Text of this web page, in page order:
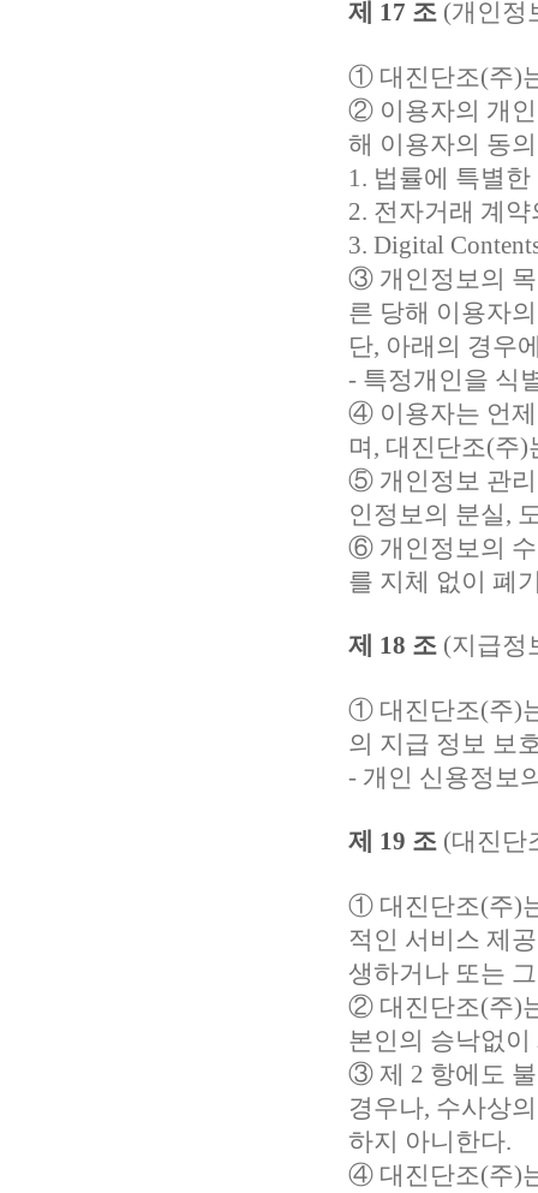
제 17 조 (개인정
① 대진단조(주)
② 이용자의 개인
해 이용자의 동
1. 법률에 특별
2. 전자거래 계
3. Digital
③ 개인정보의 목
른 당해 이용자
단, 아래의 경우
- 특정개인을 식
④ 이용자는 언제
며, 대진단조(주)
⑤ 개인정보 관리
인정보의 분실,
⑥ 개인정보의 수
를 지체 없이 폐
제 18 조 (지급정
① 대진단조(주)
의 지급 정보 보
- 개인 신용정보
제 19 조 (대진단
① 대진단조(주)
적인 서비스 제
생하거나 또는
② 대진단조(주)
본인의 승낙없
③ 제 2 항에도
경우나, 수사상
하지 아니한다.
④ 대진단조(주)